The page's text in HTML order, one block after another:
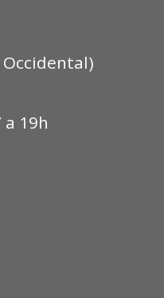
Occidental)
19h